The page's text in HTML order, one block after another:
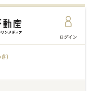
ログイン
)